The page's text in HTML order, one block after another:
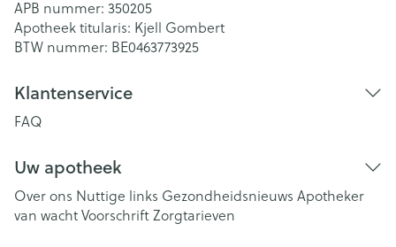
APB nummer: 350205
Apotheek titularis: Kjell Gombert
BTW nummer: BE0463773925
Klantenservice
FAQ
Uw apotheek
Over ons Nuttige links Gezondheidsnieuws Apotheker
van wachtVoorschriftZorgtarieven